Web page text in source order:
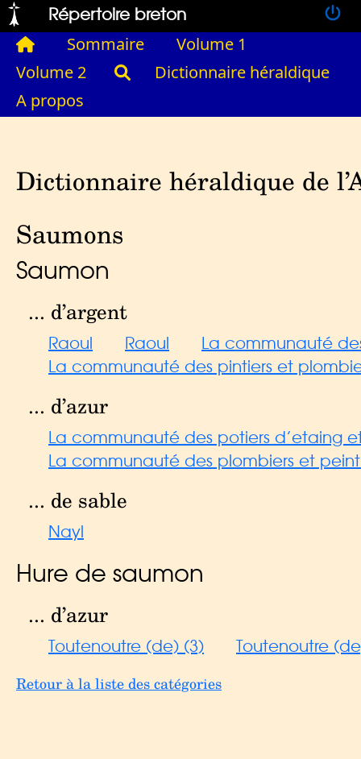
Répertoire breton
Sommaire
Volume 1
Volume 2
Dictionnaire héraldique
A propos
Dictionnaire héraldique de
Saumons
Saumon
... d’argent
Raoul Raoul
La communauté
La communauté des pintiers et
... d’azur
La communauté des potiers d’etaing
La communauté des plombiers et
... de sable
Nayl
Hure de saumon
... d’azur
Toutenoutre (de) (3) Toutenoutre
Retour à la liste des catégories